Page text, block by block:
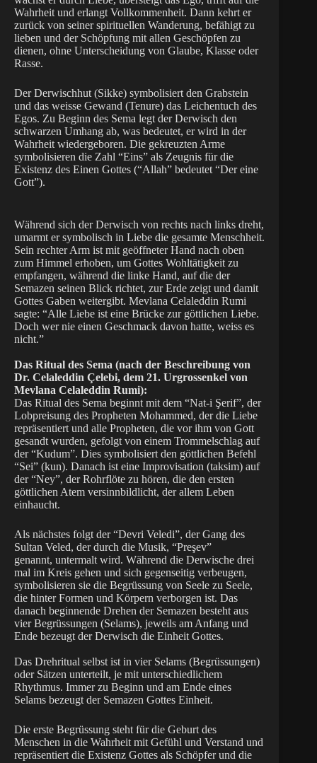
Wahrheit und erlangt Vollkommenheit. Dann kehrt er
zurück von seiner spirituellen Wanderung, befähigt zu
lieben und der Schöpfung mit allen Geschöpfen zu
dienen, ohne Unterscheidung von Glaube, Klasse oder
Rasse.
Der Derwischhut (Sikke) symbolisiert den Grabstein
und das weisse Gewand (Tenure) das Leichentuch des
Egos. Zu Beginn des Sema legt der Derwisch den
schwarzen Umhang ab, was bedeutet, er wird in der
Wahrheit wiedergeboren. Die gekreuzten Arme
symbolisieren die Zahl “Eins” als Zeugnis für die
Existenz des Einen Gottes (“Allah” bedeutet “Der eine
Gott”).
Während sich der Derwisch von rechts nach links dreht,
umarmt er symbolisch in Liebe die gesamte Menschheit.
Sein rechter Arm ist mit geöffneter Hand nach oben
zum Himmel erhoben, um Gottes Wohltätigkeit zu
empfangen, während die linke Hand, auf die der
Semazen seinen Blick richtet, zur Erde zeigt und damit
Gottes Gaben weitergibt. Mevlana Celaleddin Rumi
sagte: “Alle Liebe ist eine Brücke zur göttlichen Liebe.
Doch wer nie einen Geschmack davon hatte, weiss es
nicht.”
Das Ritual des Sema (nach der Beschreibung von
Dr. Celaleddin Çelebi, dem 21. Urgrossenkel von
Mevlana Celaleddin Rumi):
Das Ritual des Sema beginnt mit dem “Nat-i Şerif”, der
Lobpreisung des Propheten Mohammed, der die Liebe
repräsentiert und alle Propheten, die vor ihm von Gott
gesandt wurden, gefolgt von einem Trommelschlag auf
der “Kudum”. Dies symbolisiert den göttlichen Befehl
“Sei” (kun). Danach ist eine Improvisation (taksim) auf
der “Ney”, der Rohrflöte zu hören, die den ersten
göttlichen Atem versinnbildlicht, der allem Leben
einhaucht.
Als nächstes folgt der “Devri Veledi”, der Gang des
Sultan Veled, der durch die Musik, “Preşev”
genannt, untermalt wird. Während die Derwische drei
mal im Kreis gehen und sich gegenseitig verbeugen,
symbolisieren sie die Begrüssung von Seele zu Seele,
die hinter Formen und Körpern verborgen ist. Das
danach beginnende Drehen der Semazen besteht aus
vier Begrüssungen (Selams), jeweils am Anfang und
Ende bezeugt der Derwisch die Einheit Gottes.
Das Drehritual selbst ist in vier Selams (Begrüssungen)
oder Sätzen unterteilt, je mit unterschiedlichem
Rhythmus. Immer zu Beginn und am Ende eines
Selams bezeugt der Semazen Gottes Einheit.
Die erste Begrüssung steht für die Geburt des
Menschen in die Wahrheit mit Gefühl und Verstand und
repräsentiert die Existenz Gottes als Schöpfer und die